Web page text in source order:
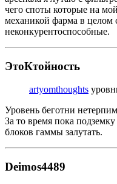
чего споты которые на
механикой фарма в целом
неконкурентоспособные.
ЭтоКтойность
artyomthoughts
Уровень беготни
За то время пока
блоков гаммы залутать.
Deimos4489